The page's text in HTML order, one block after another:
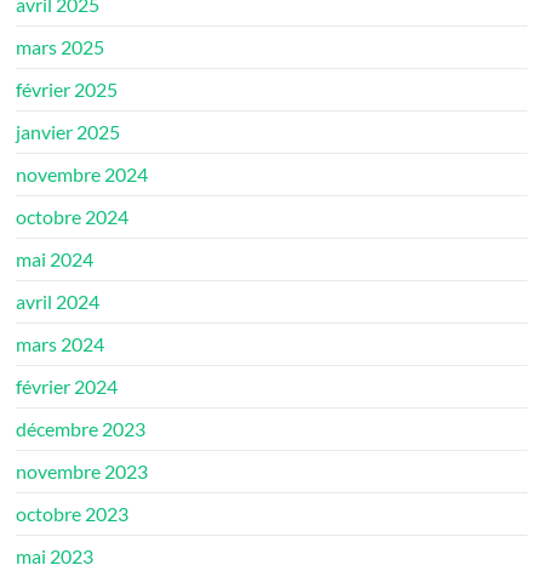
mars 2025
février 2025
janvier 2025
novembre 2024
octobre 2024
mai 2024
avril 2024
mars 2024
février 2024
décembre 2023
novembre 2023
octobre 2023
mai 2023